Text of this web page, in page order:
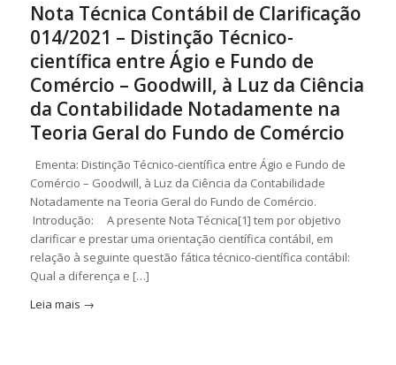
Nota Técnica Contábil de Clarificação
014/2021 – Distinção Técnico-
científica entre Ágio e Fundo de
Comércio – Goodwill, à Luz da Ciência
da Contabilidade Notadamente na
Teoria Geral do Fundo de Comércio
Ementa: Distinção Técnico-científica entre Ágio e Fundo de
Comércio – Goodwill, à Luz da Ciência da Contabilidade
Notadamente na Teoria Geral do Fundo de Comércio.
Introdução: A presente Nota Técnica[1] tem por objetivo
clarificar e prestar uma orientação científica contábil, em
relação à seguinte questão fática técnico-científica contábil:
Qual a diferença e […]
Leia mais →